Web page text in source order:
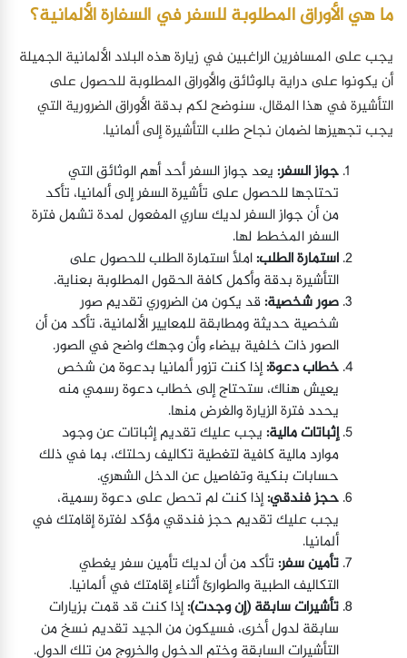
ما هي الأوراق المطلوبة للسفر في السفارة الألمانية؟
يجب على المسافرين الراغبين في زيارة هذه البلاد الألمانية الجميلة
أن يكونوا على دراية بالوثائق والأوراق المطلوبة للحصول على
التأشيرة في هذا المقال، سنوضح لكم بدقة الأوراق الضرورية التي
يجب تجهيزها لضمان نجاح طلب التأشيرة إلى ألمانيا.
جواز السفر:يعد جواز السفر أحد أهم الوثائق التي
تحتاجها للحصول على تأشيرة السفر إلى ألمانيا، تأكد
من أن جواز السفر لديك ساري المفعول لمدة تشمل فترة
السفر المخطط لها.
استمارة الطلب:املأ استمارة الطلب للحصول على
التأشيرة بدقة وأكمل كافة الحقول المطلوبة بعناية.
صور شخصية:قد يكون من الضروري تقديم صور
شخصية حديثة ومطابقة للمعايير الألمانية، تأكد من أن
الصور ذات خلفية بيضاء وأن وجهك واضح في الصور.
خطاب دعوة:إذا كنت تزور ألمانيا بدعوة من شخص
يعيش هناك، ستحتاج إلى خطاب دعوة رسمي منه
يحدد فترة الزيارة والغرض منها.
إثباتات مالية:يجب عليك تقديم إثباتات عن وجود
موارد مالية كافية لتغطية تكاليف رحلتك، بما في ذلك
حسابات بنكية وتفاصيل عن الدخل الشهري.
حجز فندقي:إذا كنت لم تحصل على دعوة رسمية،
يجب عليك تقديم حجز فندقي مؤكد لفترة إقامتك في
ألمانيا.
تأمين سفر:تأكد من أن لديك تأمين سفر يغطي
التكاليف الطبية والطوارئ أثناء إقامتك في ألمانيا.
تأشيرات سابقة (إن وجدت):إذا كنت قد قمت بزيارات
سابقة لدول أخرى، فسيكون من الجيد تقديم نسخ من
التأشيرات السابقة وختم الدخول والخروج من تلك الدول.